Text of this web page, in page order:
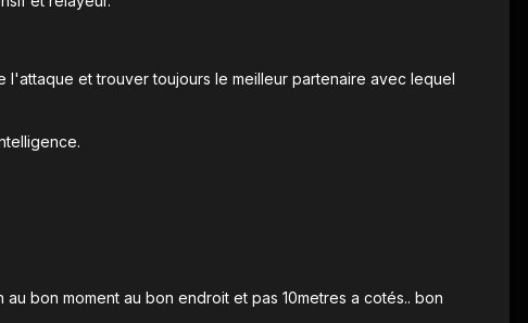
et trouver toujours le meilleur partenaire avec lequel
bon moment au bon endroit et pas 10metres a cotés.. bon